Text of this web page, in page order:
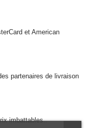
et American
partenaires de livraison
imbattables..